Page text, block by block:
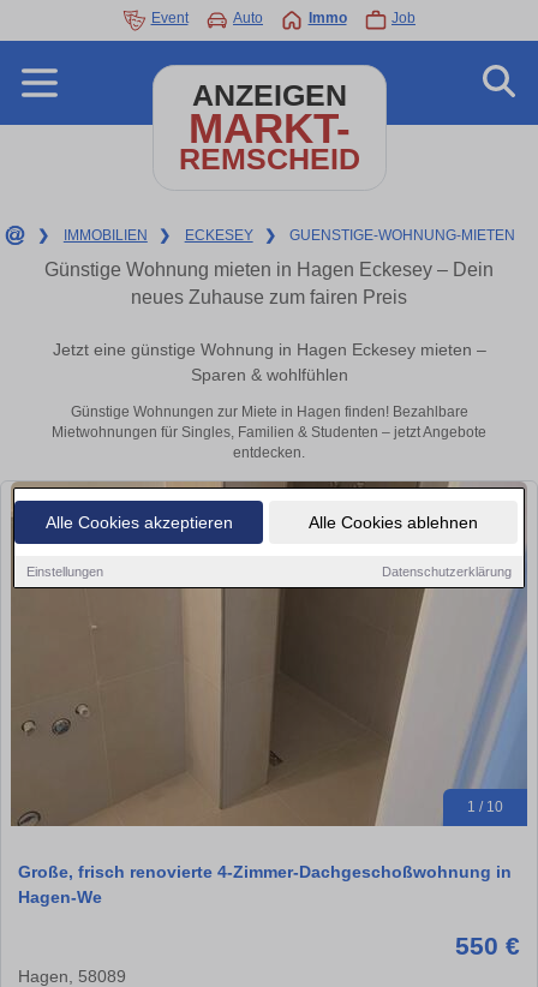
Alle Cookies akzeptieren Alle Cookies ablehnen
Einstellungen Datenschutzerklärung
Event Auto Immo Job
ANZEIGEN
MARKT-
REMSCHEID
❯ IMMOBILIEN ❯ ECKESEY ❯ GUENSTIGE-WOHNUNG-MIETEN
Günstige Wohnung mieten in Hagen Eckesey – Dein
neues Zuhause zum fairen Preis
Jetzt eine günstige Wohnung in Hagen Eckesey mieten –
Sparen & wohlfühlen
Günstige Wohnungen zur Miete in Hagen finden! Bezahlbare
Mietwohnungen für Singles, Familien & Studenten – jetzt Angebote
entdecken.
1 / 10
Große, frisch renovierte 4-Zimmer-Dachgeschoßwohnung in
Hagen-We
550 €
Hagen, 58089